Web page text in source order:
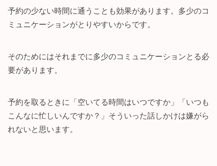
予約の少ない時間に通うことも効果があります。多少のコ
ミュニケーションがとりやすいからです。
そのためにはそれまでに多少のコミュニケーションとる必
要があります。
予約を取るときに「空いてる時間はいつですか」「いつも
こんなに忙しいんですか？」そういった話しかけは嫌がら
れないと思います。